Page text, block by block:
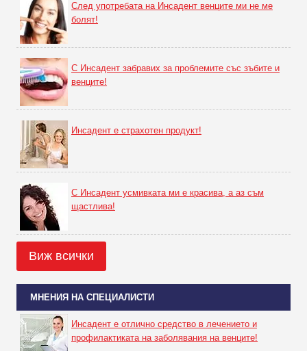
След употребата на Инсадент венците ми не ме
болят!
С Инсадент забравих за проблемите със зъбите и
венците!
Инсадент е страхотен продукт!
С Инсадент усмивката ми е красива, а аз съм
щастлива!
Виж всички
МНЕНИЯ НА СПЕЦИАЛИСТИ
Инсадент е отлично средство в лечението и
профилактиката на заболявания на венците!